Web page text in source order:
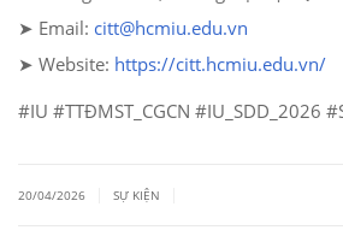
➤ Email: citt@hcmiu.edu.vn
➤ Website: https://citt.hcmiu.edu.vn/
#IU #TTĐMST_CGCN
20/04/2026 SỰ KIỆN